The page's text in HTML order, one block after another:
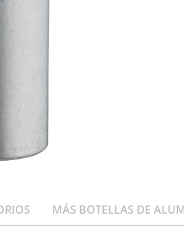
MÁS BOTELLAS DE